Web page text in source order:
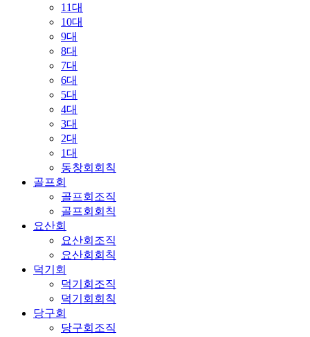
11대
10대
9대
8대
7대
6대
5대
4대
3대
2대
1대
동창회회칙
골프회
골프회조직
골프회회칙
요산회
요산회조직
요산회회칙
덕기회
덕기회조직
덕기회회칙
당구회
당구회조직